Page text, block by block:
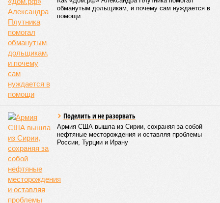
обманутым дольщикам, и почему сам нуждается в
помощи
Поделить и не разорвать
Армия США вышла из Сирии, сохраняя за собой
нефтяные месторождения и оставляя проблемы
России, Турции и Ирану